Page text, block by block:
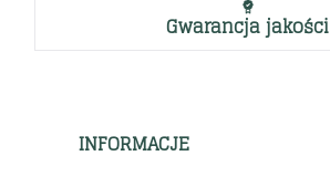
Gwarancja jakości
INFORMACJE